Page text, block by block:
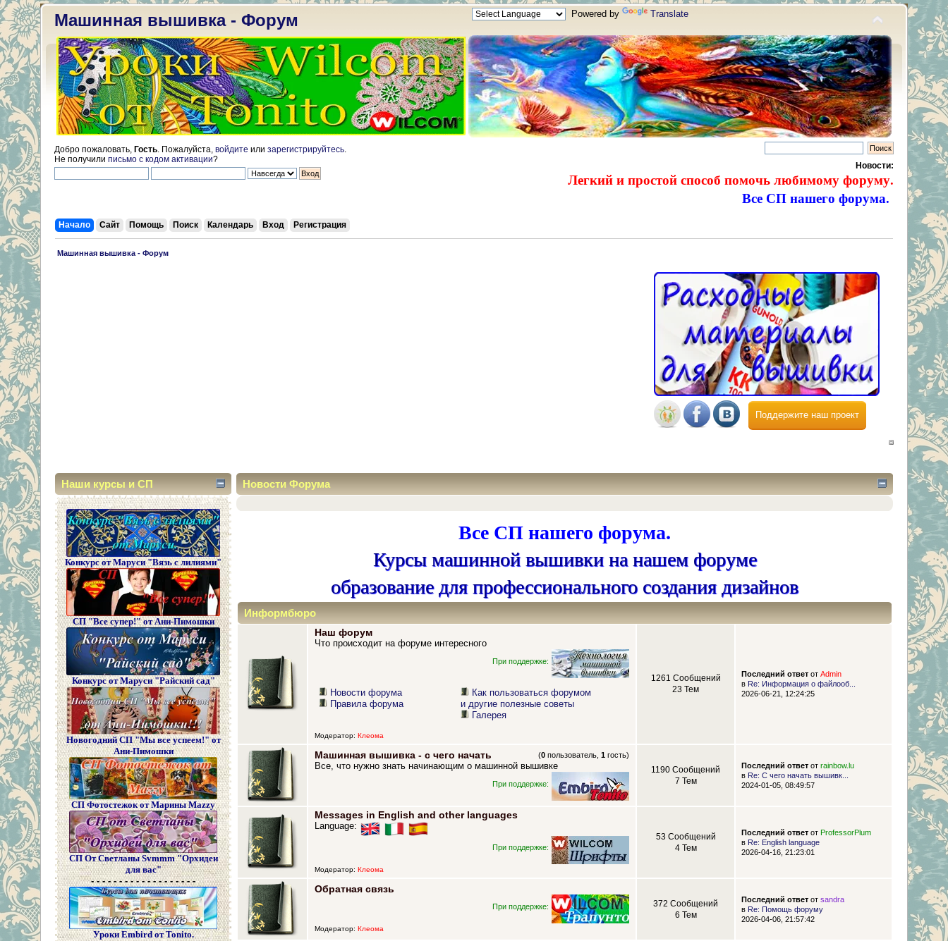
Машинная вышивка - Форум Powered by Translate
Добро пожаловать, Гость . Пожалуйста, войдите или зарегистрируйтесь
Не получили письмо с кодом активации?
Новости:
Легкий и простой способ помочь любимому форуму.
Все СП нашего форума.
Начало Сайт Помощь Поиск Календарь Вход Регистрация
Машинная вышивка - Форум
Поддержите наш проект
Наши курсы и СП
Конкурс от Маруси "Вязь с лилиями"
СП "Все супер!" от Ани-Пимошки
Конкурс от Маруси "Райский сад"
Новогодний СП "Мы все успеем!" от
Ани-Пимошки
СП Фотостежок от Марины Mazzy
СП От Светланы Svmmm "Орхидеи
для вас"
- - - - - - - - - - - - - - - - - - -
Уроки Embird от Tonito.
Новости Форума
Все СП нашего форума.
Курсы машинной вышивки на нашем форуме
образование для профессионального создания дизайнов
Информбюро
Наш форум
Что происходит на форуме интересного
При поддержке:
Новости форума
Правила форума
Как пользоваться форумом
и другие полезные советы
Галерея
Модератор: Клеома
1261 Сообщений
23 Тем
Последний ответот Admin
в Re: Информация о файлооб...
2026-06-21, 12:24:25
Машинная вышивка - с чего начать (0 пользователь,1 гость)
Все, что нужно знать начинающим о машинной вышивке
При поддержке:
1190 Сообщений
7 Тем
Последний ответот rainbow.lu
в Re: С чего начать вышивк...
2024-01-05, 08:49:57
Messages in English and other languages
Language:
При поддержке:
Модератор: Клеома
53 Сообщений
4 Тем
Последний ответот ProfessorPlum
в Re: English language
2026-04-16, 21:23:01
Обратная связь
При поддержке:
Модератор: Клеома
372 Сообщений
6 Тем
Последний ответот sandra
в Re: Помощь форуму
2026-04-06, 21:57:42